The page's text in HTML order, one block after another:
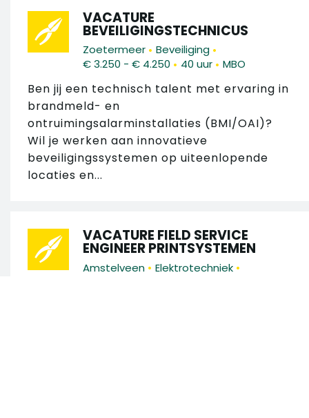
VACATURE
BEVEILIGINGSTECHNICUS
Zoetermeer • Beveiliging •
€ 3.250 - € 4.250 • 40 uur • MBO
Ben jij een technisch talent met ervaring in
brandmeld- en
ontruimingsalarminstallaties (BMI/OAI)?
Wil je werken aan innovatieve
beveiligingssystemen op uiteenlopende
locaties en...
VACATURE FIELD SERVICE
ENGINEER PRINTSYSTEMEN
Amstelveen • Elektrotechniek •